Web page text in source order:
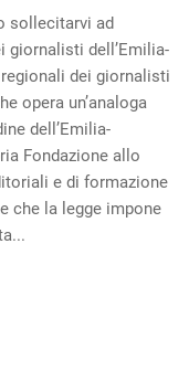
sollecitarvi ad
giornalisti dell’Emilia-
dei giornalisti
opera un’analoga
dell’Emilia-
Fondazione allo
e di formazione
che la legge impone